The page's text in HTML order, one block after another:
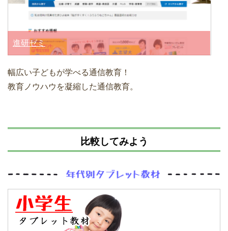
進研ゼミ
幅広い子どもが学べる通信教育！
教育ノウハウを凝縮した通信教育。
比較してみよう